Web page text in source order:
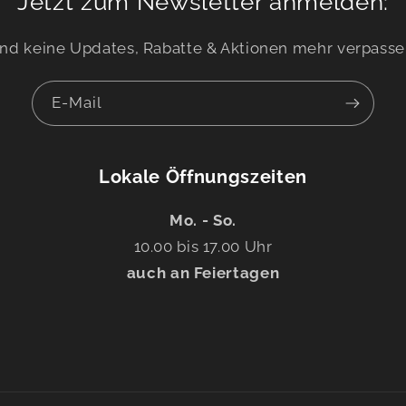
keine Updates, Rabatte & Aktionen mehr
E-Mail
Lokale Öffnungszeiten
Mo. - So.
10.00 bis 17.00 Uhr
auch an Feiertagen